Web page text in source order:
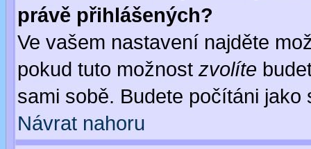
právě přihlášených?
Ve vašem nastavení najděte
pokud tuto možnost zvolíte
sami sobě. Budete počítáni jako
Návrat nahoru